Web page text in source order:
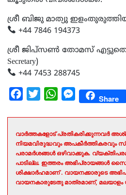
ശ്രീ ബിജു മാത്യു
+44 7846 194373
ശ്രീ ജിപ്സൺ തോമസ്
Secretary)
+44 7453 288745
Facebook
Twitter WhatsAppMessengerShare
വാർത്തകളോട് പ്രതികരിക്കുന്നവർ
നിയമവിരുദ്ധവും അപകീർത്തികരവും
പരാമർശങ്ങൾ ഒഴിവാക്കുക.
പാടില്ല. ഇത്തരം അഭിപ്രായങ്ങൾ
ശിക്ഷാർഹമാണ് . വായനക്കാരുടെ
വായനകാരുടേതു മാത്രമാണ്,